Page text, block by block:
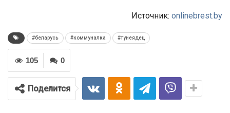
Источник: onlinebrest.by
#беларусь #коммуналка #тунеядец
0
105
Поделится